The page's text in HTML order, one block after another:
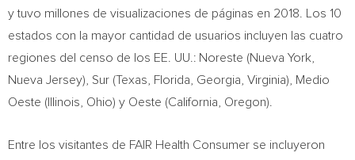
y tuvo millones de visualizaciones de páginas en 2018. Los 10
estados con la mayor cantidad de usuarios incluyen las cuatro
regiones del censo de los EE. UU.: Noreste (Nueva York
Nueva Jersey), Sur (Texas Florida Georgia Virginia),
Medio
Oeste ( Illinois Ohio) y Oeste (California Oregon).
Entre los visitantes de FAIR Health Consumer se incluyeron